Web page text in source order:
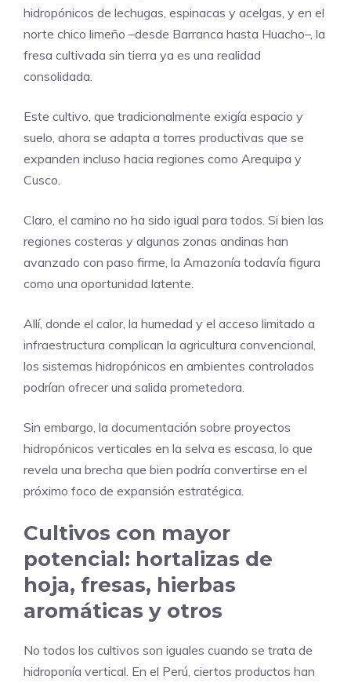
hidropónicos de lechugas, espinacas y acelgas, y en el
norte chico limeño –desde Barranca hasta Huacho–, la
fresa cultivada sin tierra ya es una realidad
consolidada.
Este cultivo, que tradicionalmente exigía espacio y
suelo, ahora se adapta a torres productivas que se
expanden incluso hacia regiones como Arequipa y
Cusco.
Claro, el camino no ha sido igual para todos. Si bien las
regiones costeras y algunas zonas andinas han
avanzado con paso firme, la Amazonía todavía figura
como una oportunidad latente.
Allí, donde el calor, la humedad y el acceso limitado a
infraestructura complican la agricultura convencional,
los sistemas hidropónicos en ambientes controlados
podrían ofrecer una salida prometedora.
Sin embargo, la documentación sobre proyectos
hidropónicos verticales en la selva es escasa, lo que
revela una brecha que bien podría convertirse en el
próximo foco de expansión estratégica.
Cultivos con mayor
potencial: hortalizas de
hoja, fresas, hierbas
aromáticas y otros
No todos los cultivos son iguales cuando se trata de
hidroponía vertical. En el Perú, ciertos productos han